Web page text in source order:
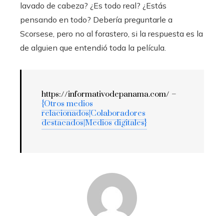
lavado de cabeza? ¿Es todo real? ¿Estás
pensando en todo? Debería preguntarle a
Scorsese, pero no al forastero, si la respuesta es la
de alguien que entendió toda la película.
https://informativodepanama.com/ –
{Otros medios
relacionados|Colaboradores
destacados|Medios digitales}